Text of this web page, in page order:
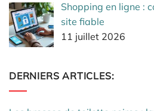
Shopping en ligne :
site fiable
11 juillet 2026
DERNIERS ARTICLES: